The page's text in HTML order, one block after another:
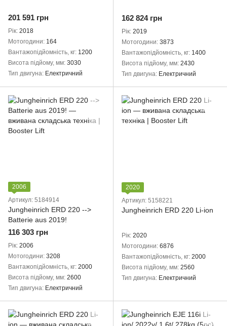
201 591 грн
Рік 2018
Мотогодини 164
Вантажопідйомність, кг 1200
Висота підйому, мм 3030
Тип двигуна Електричний
162 824 грн
Рік 2019
Мотогодини 3873
Вантажопідйомність, кг 1400
Висота підйому, мм 2430
Тип двигуна Електричний
2006
Артикул: 5184914
Jungheinrich ERD 220 -->
Batterie aus 2019!
116 303 грн
Рік 2006
Мотогодини 3208
Вантажопідйомність, кг 2000
Висота підйому, мм 2600
Тип двигуна Електричний
2020
Артикул: 5158221
Jungheinrich ERD 220 Li-ion
Рік 2020
Мотогодини 6876
Вантажопідйомність, кг 2000
Висота підйому, мм 2560
Тип двигуна Електричний